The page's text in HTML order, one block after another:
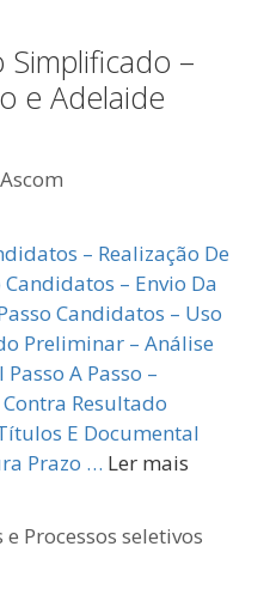
Simplificado –
e Adelaide
Ascom
– Realização De
Candidatos – Envio Da
Candidatos – Uso
Preliminar – Análise
A Passo –
Resultado
E Documental
Prazo … Ler mais
e Processos seletivos